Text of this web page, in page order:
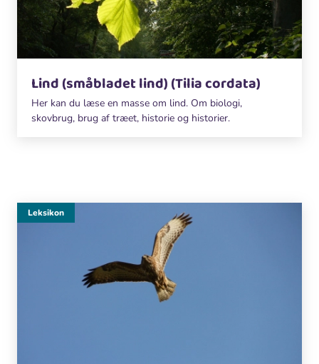
Lind (småbladet lind) (Tilia cordata)
Her kan du læse en masse om lind. Om biologi,
skovbrug, brug af træet, historie og historier.
Leksikon